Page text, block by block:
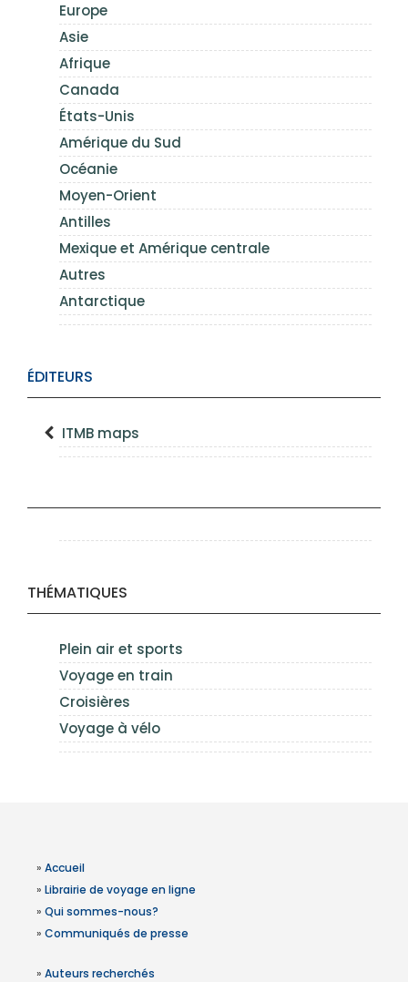
Europe
Asie
Afrique
Canada
États-Unis
Amérique du Sud
Océanie
Moyen-Orient
Antilles
Mexique et Amérique centrale
Autres
Antarctique
ÉDITEURS
ITMB maps
THÉMATIQUES
Plein air et sports
Voyage en train
Croisières
Voyage à vélo
» Accueil
» Librairie de voyage en ligne
» Qui sommes-nous?
» Communiqués de presse
» Auteurs recherchés